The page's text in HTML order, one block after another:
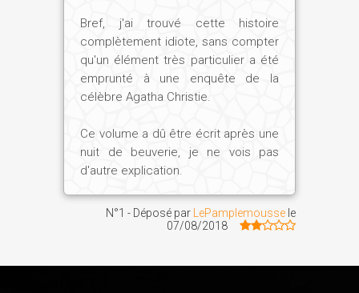
Bref, j'ai trouvé cette histoire
complètement idiote, sans compter
qu'un élément très particulier a été
emprunté à une enquête de la
célèbre Agatha Christie.
Ce volume a dû être écrit après une
nuit de beuverie, je ne vois pas
d'autre explication.
N°1 - Déposé par LePamplemousse le
07/08/2018